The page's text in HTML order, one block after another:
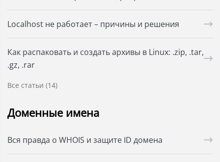
Localhost не работает – причины и решения
Как распаковать и создать архивы в Linux: .zip, .tar,
.gz, .rar
Все статьи (14)
Доменные имена
Вся правда о WHOIS и защите ID домена